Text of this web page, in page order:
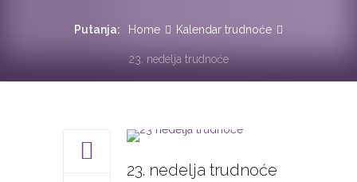
Putanja: Home Kalendar trudnoće
23. nedelja trudnoće
23. nedelja trudnoće